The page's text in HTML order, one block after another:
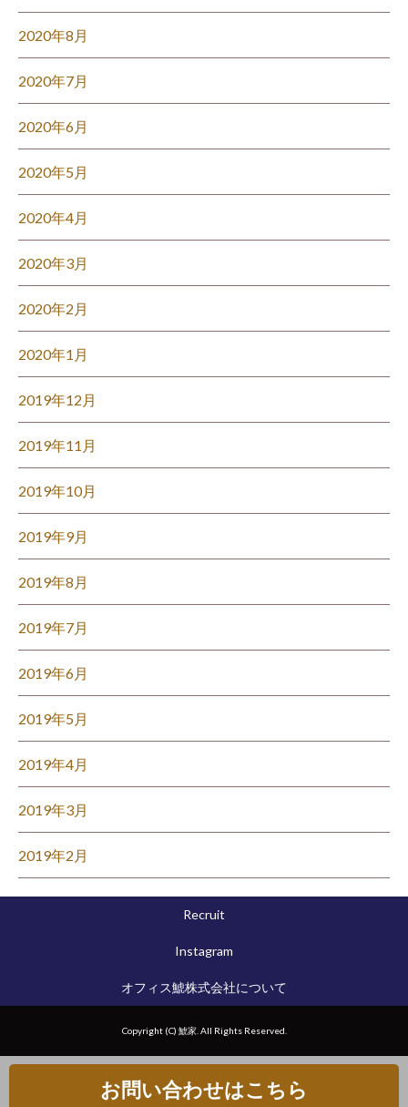
2020年8月
2020年7月
2020年6月
2020年5月
2020年4月
2020年3月
2020年2月
2020年1月
2019年12月
2019年11月
2019年10月
2019年9月
2019年8月
2019年7月
2019年6月
2019年5月
2019年4月
2019年3月
2019年2月
Recruit
Instagram
オフィス鯱株式会社について
Copyright (C) 鯱家. All Rights Reserved.
お問い合わせはこちら